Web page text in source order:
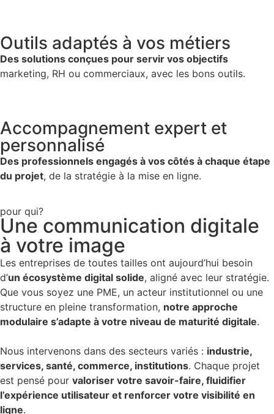
Outils adaptés à vos métiers
Des solutions conçues pour servir vos objectifs
marketing, RH ou commerciaux, avec les bons outils.
Accompagnement expert et
personnalisé
Des professionnels engagés à vos côtés à chaque étape
du projet, de la stratégie à la mise en ligne.
pour qui?
Une communication digitale
à votre image
Les entreprises de toutes tailles ont aujourd’hui besoin
d’un écosystème digital solide, aligné avec leur stratégie.
Que vous soyez une PME, un acteur institutionnel ou une
structure en pleine transformation, notre approche
modulaire s’adapte à votre niveau de maturité digitale.
Nous intervenons dans des secteurs variés : industrie,
services, santé, commerce, institutions. Chaque projet
est pensé pour valoriser votre savoir-faire, fluidifier
l’expérience utilisateur et renforcer votre visibilité en
ligne.